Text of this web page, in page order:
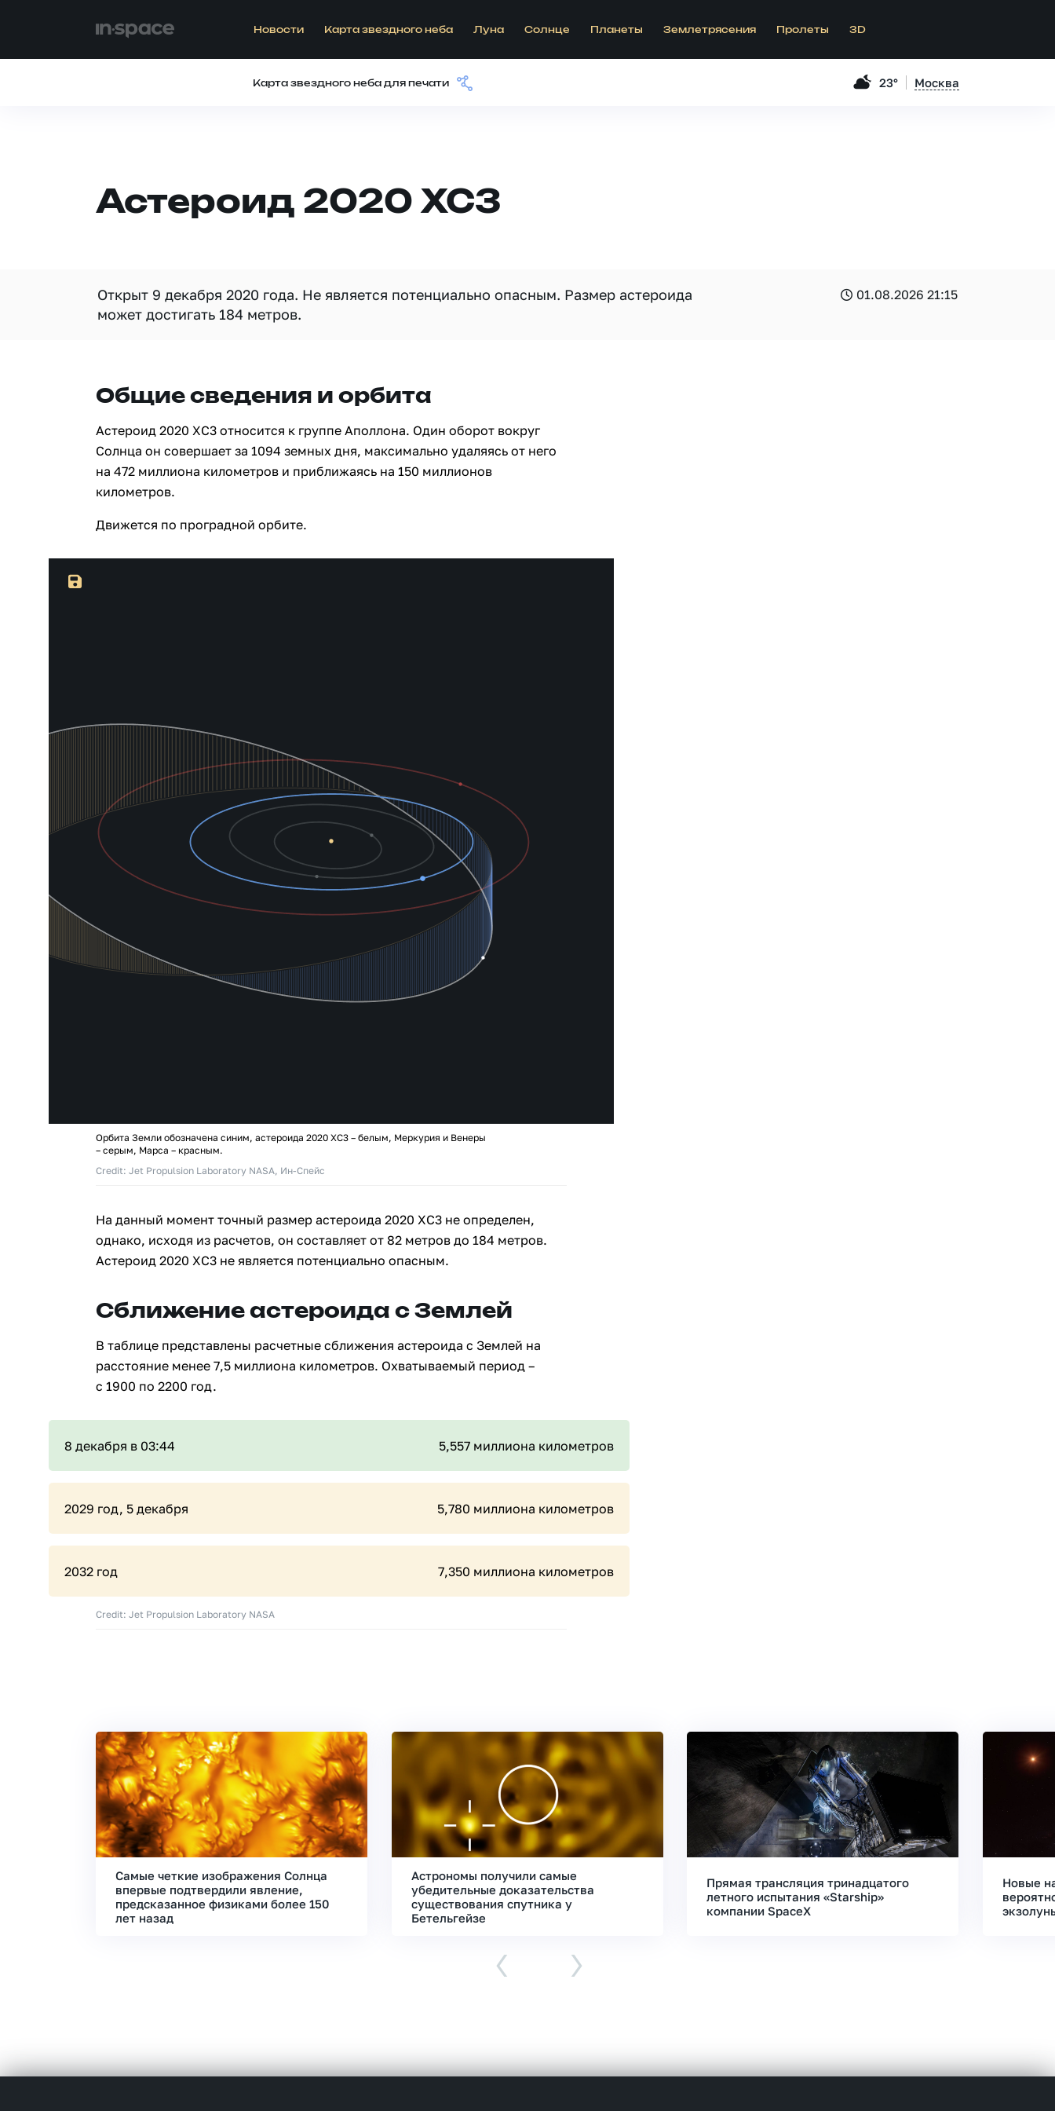
Новости Карта звездного неба Луна Солнце Планеты Землетрясения Пролеты 3D
Карта звездного неба для печати 23° Москва
Астероид 2020 XC3
Открыт 9 декабря 2020 года. Не является потенциально опасным. Размер астероида
может достигать 184 метров.
01.08.2026 21:15
Общие сведения и орбита
Астероид 2020 XC3 относится к группе Аполлона. Один оборот вокруг
Солнца он совершает за 1094 земных дня, максимально удаляясь от него
на 472 миллиона километров и приближаясь на 150 миллионов
километров.
Движется по проградной орбите.
Орбита Земли обозначена синим, астероида 2020 XC3 – белым, Меркурия и Венеры
– серым, Марса – красным.
Credit: Jet Propulsion Laboratory NASA, Ин-Спейс
На данный момент точный размер астероида 2020 XC3 не определен,
однако, исходя из расчетов, он составляет от 82 метров до 184 метров.
Астероид 2020 XC3 не является потенциально опасным.
Сближение астероида с Землей
В таблице представлены расчетные сближения астероида с Землей на
расстояние менее 7,5 миллиона километров. Охватываемый период –
с 1900 по 2200 год.
8 декабря в 03:44 5,557 миллиона километров
2029 год, 5 декабря 5,780 миллиона километров
2032 год 7,350 миллиона километров
Credit: Jet Propulsion Laboratory NASA
Самые четкие изображения Солнца
впервые подтвердили явление,
предсказанное физиками более 150
лет назад
Астрономы получили самые
убедительные доказательства
существования спутника у
Бетельгейзе
Прямая трансляция тринадцатого
летного испытания «Starship»
компании SpaceX
Новые
‹ ›